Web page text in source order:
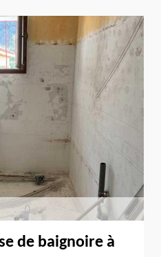
de baignoire à